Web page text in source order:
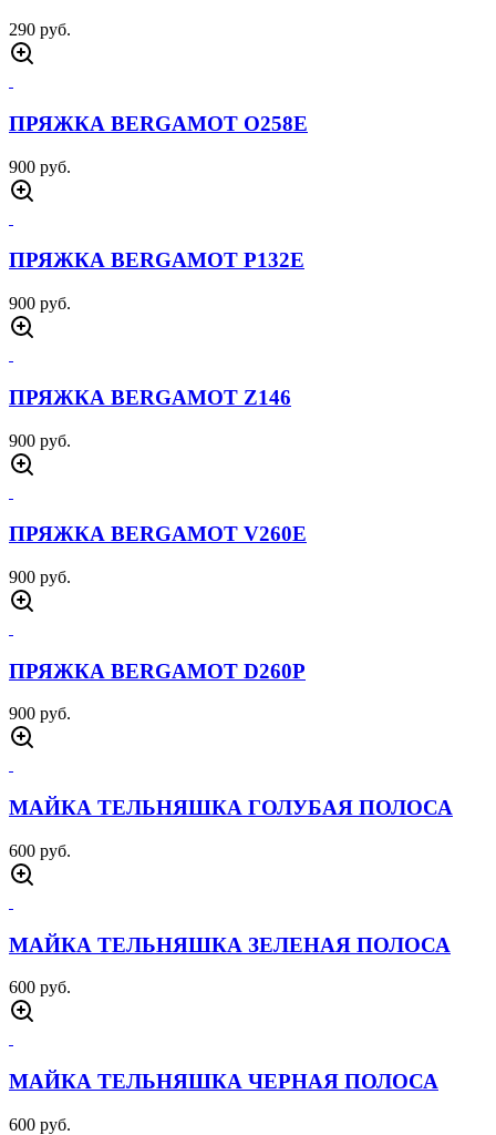
290 руб.
ПРЯЖКА BERGAMOT O258E
900 руб.
ПРЯЖКА BERGAMOT P132E
900 руб.
ПРЯЖКА BERGAMOT Z146
900 руб.
ПРЯЖКА BERGAMOT V260E
900 руб.
ПРЯЖКА BERGAMOT D260P
900 руб.
МАЙКА ТЕЛЬНЯШКА ГОЛУБАЯ ПОЛОСА
600 руб.
МАЙКА ТЕЛЬНЯШКА ЗЕЛЕНАЯ ПОЛОСА
600 руб.
МАЙКА ТЕЛЬНЯШКА ЧЕРНАЯ ПОЛОСА
600 руб.